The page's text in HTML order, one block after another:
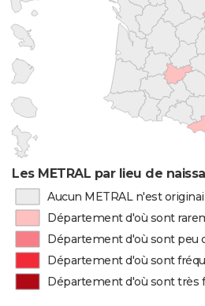
Les METRAL par lieu de
Aucun METRAL n'est
Département d'où sont
Département d'où sont peu
Département d'où sont
Département d'où sont très